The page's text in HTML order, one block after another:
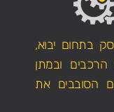
בתחום יבוא,
הרכבים ובמתן
הסובבים את